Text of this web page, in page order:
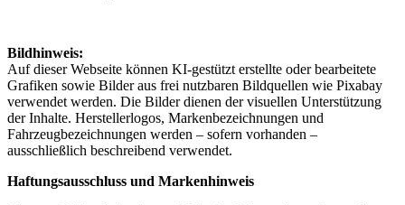
Bildhinweis:
Auf dieser Webseite können KI-gestützt erstellte oder bearbeitete
Grafiken sowie Bilder aus frei nutzbaren Bildquellen wie Pixabay
verwendet werden. Die Bilder dienen der visuellen Unterstützung
der Inhalte. Herstellerlogos, Markenbezeichnungen und
Fahrzeugbezeichnungen werden – sofern vorhanden –
ausschließlich beschreibend verwendet.
Haftungsausschluss und Markenhinweis